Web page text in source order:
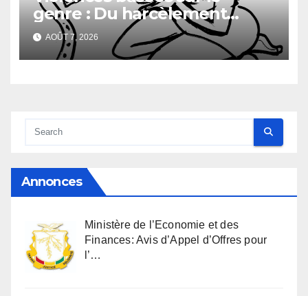
genre : Du harcèlement
sexuel
AOÛT 7, 2026
Annonces
Ministère de l’Economie et des
Finances: Avis d’Appel d’Offres pour
l’…